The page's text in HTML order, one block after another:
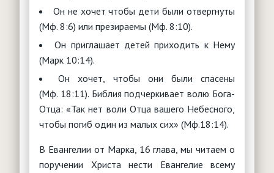
Он не хочет чтобы дети были отвергнуты
(Мф. 8:6) или презираемы (Мф. 8:10).
Он приглашает детей приходить к Нему
(Марк 10:14).
Он хочет, чтобы они были спасены
(Мф. 18:11). Библия подчеркивает волю Бога-
Отца: «Так нет воли Отца вашего Небесного,
чтобы погиб один из малых сих» (Мф.18:14).
В Евангелии от Марка, 16 глава, мы читаем о
поручении Христа нести Евангелие всему